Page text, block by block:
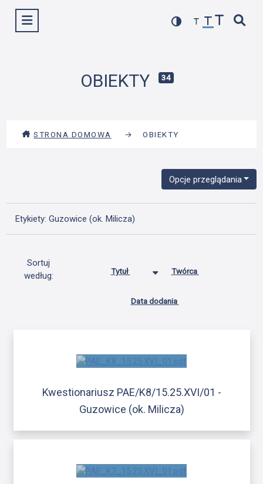
Wyświetl menu
OBIEKTY 34
STRONA DOMOWA → OBIEKTY
Opcje przeglądania
Etykiety: Guzowice (ok. Milicza)
Sortuj
według:
Tytuł Twórca
Data dodania
Kwestionariusz PAE/K8/15.25.XVI/01 -
Guzowice (ok. Milicza)